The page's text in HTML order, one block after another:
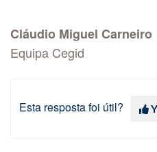
Cláudio Miguel Carneiro
Equipa Cegid
Esta resposta foi útil?